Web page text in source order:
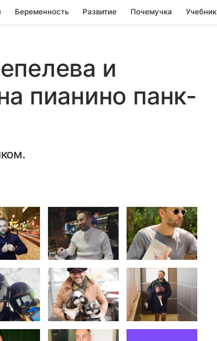
Беременность Развитие Почемучка Учебник
и
пианино панк-